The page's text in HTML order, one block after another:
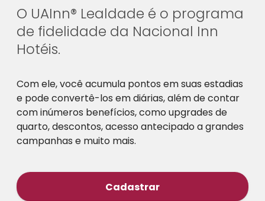
O UAInn® Lealdade é o programa
de fidelidade da Nacional Inn
Hotéis.
Com ele, você acumula pontos em suas estadias
e pode convertê-los em diárias, além de contar
com inúmeros benefícios, como upgrades de
quarto, descontos, acesso antecipado a grandes
campanhas e muito mais.
Cadastrar